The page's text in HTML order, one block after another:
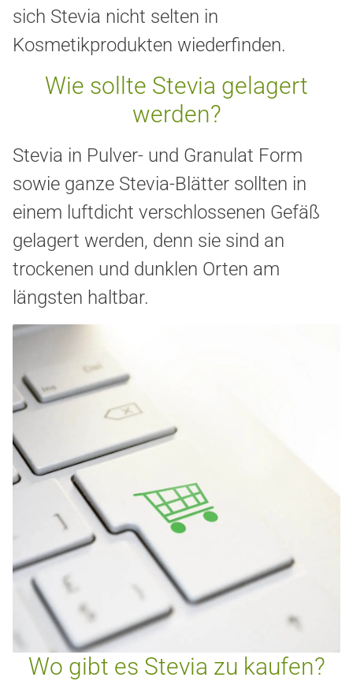
sich Stevia nicht selten in
Kosmetikprodukten wiederfinden.
Wie sollte Stevia gelagert
werden?
Stevia in Pulver- und Granulat Form
sowie ganze Stevia-Blätter sollten in
einem luftdicht verschlossenen Gefäß
gelagert werden, denn sie sind an
trockenen und dunklen Orten am
längsten haltbar.
Wo gibt es Stevia zu kaufen?